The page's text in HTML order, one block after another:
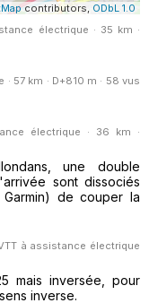
contributors, ODbL 1.0
électrique · 35 km ·
57 km · D+810 m · 58 vus
électrique · 36 km ·
une double
sont dissociés
de couper la
à assistance électrique
mais inversée, pour
inverse.